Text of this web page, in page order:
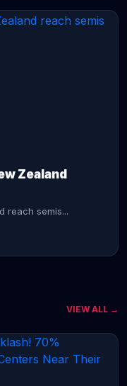
Zealand
reach semis...
VIEW ALL →